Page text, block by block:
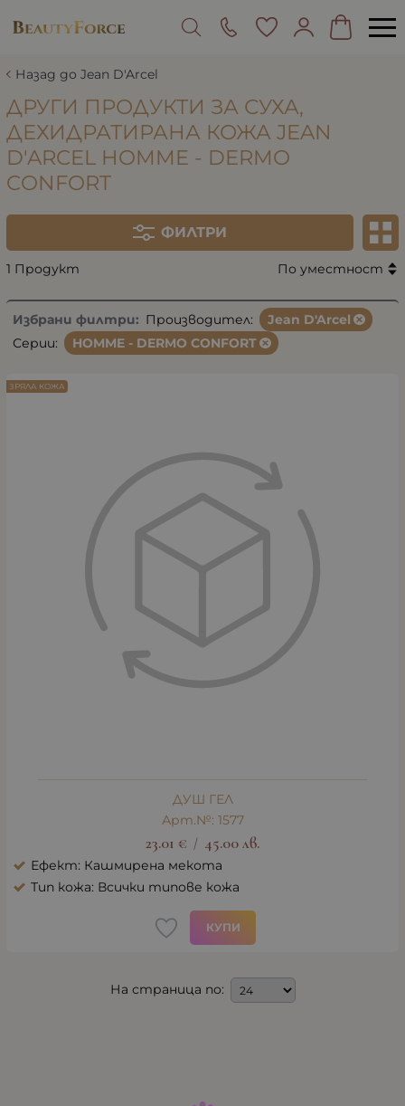
Назад до Jean D'Arcel
ДРУГИ ПРОДУКТИ ЗА СУХА,
ДЕХИДРАТИРАНА КОЖА JEAN
D'ARCEL HOMME - DERMO
CONFORT
ФИЛТРИ
1 Продукт По уместност
Избрани филтри: Производител:
Jean D'Arcel
Серии:
HOMME - DERMO CONFORT
ДУШ ГЕЛ
Арт.№: 1577
23.01 € / 45.00лв.
Ефект: Кашмирена мекота
Тип кожа: Всички типове кожа
КУПИ
ЗРЯЛА КОЖА
На страница по: